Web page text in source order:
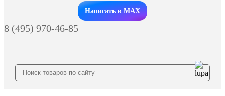
Заказать звонок
Написать в MAX
8 (495) 970-46-85